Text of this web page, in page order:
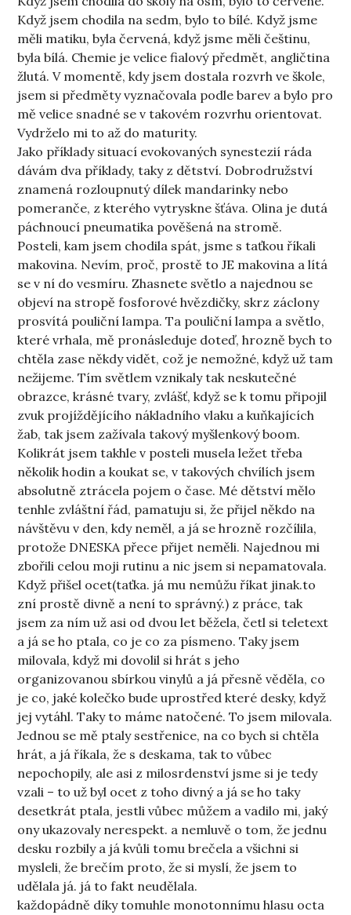
Když jsem chodila na sedm, bylo to bílé. Když jsme
měli matiku, byla červená, když jsme měli češtinu,
byla bílá. Chemie je velice fialový předmět, angličtina
žlutá. V momentě, kdy jsem dostala rozvrh ve škole,
jsem si předměty vyznačovala podle barev a bylo pro
mě velice snadné se v takovém rozvrhu orientovat.
Vydrželo mi to až do maturity.
Jako příklady situací evokovaných synestezií ráda
dávám dva příklady, taky z dětství. Dobrodružství
znamená rozloupnutý dílek mandarinky nebo
pomeranče, z kterého vytryskne šťáva. Olina je dutá
páchnoucí pneumatika pověšená na stromě.
Posteli, kam jsem chodila spát, jsme s taťkou říkali
makovina. Nevím, proč, prostě to JE makovina a lítá
se v ní do vesmíru. Zhasnete světlo a najednou se
objeví na stropě fosforové hvězdičky, skrz záclony
prosvítá pouliční lampa. Ta pouliční lampa a světlo,
které vrhala, mě pronásleduje doteď, hrozně bych to
chtěla zase někdy vidět, což je nemožné, když už tam
nežijeme. Tím světlem vznikaly tak neskutečné
obrazce, krásné tvary, zvlášť, když se k tomu připojil
zvuk projíždějícího nákladního vlaku a kuňkajících
žab, tak jsem zažívala takový myšlenkový boom.
Kolikrát jsem takhle v posteli musela ležet třeba
několik hodin a koukat se, v takových chvílích jsem
absolutně ztrácela pojem o čase. Mé dětství mělo
tenhle zvláštní řád, pamatuju si, že přijel někdo na
návštěvu v den, kdy neměl, a já se hrozně rozčílila,
protože DNESKA přece přijet neměli. Najednou mi
zbořili celou moji rutinu a nic jsem si nepamatovala.
Když přišel ocet(taťka. já mu nemůžu říkat jinak.to
zní prostě divně a není to správný.) z práce, tak
jsem za ním už asi od dvou let běžela, četl si teletext
a já se ho ptala, co je co za písmeno. Taky jsem
milovala, když mi dovolil si hrát s jeho
organizovanou sbírkou vinylů a já přesně věděla, co
je co, jaké kolečko bude uprostřed které desky, když
jej vytáhl. Taky to máme natočené. To jsem milovala.
Jednou se mě ptaly sestřenice, na co bych si chtěla
hrát, a já říkala, že s deskama, tak to vůbec
nepochopily, ale asi z milosrdenství jsme si je tedy
vzali – to už byl ocet z toho divný a já se ho taky
desetkrát ptala, jestli vůbec můžem a vadilo mi, jaký
ony ukazovaly nerespekt. a nemluvě o tom, že jednu
desku rozbily a já kvůli tomu brečela a všichni si
mysleli, že brečím proto, že si myslí, že jsem to
udělala já. já to fakt neudělala.
každopádně díky tomuhle monotonnímu hlasu octa